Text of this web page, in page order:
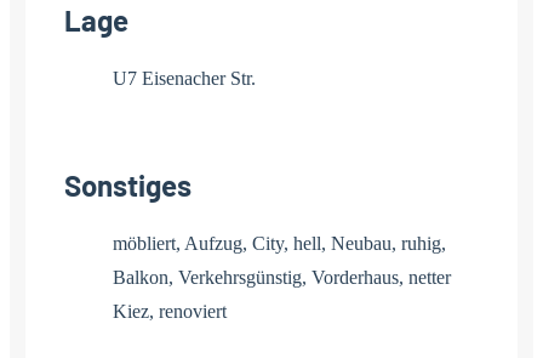
Lage
U7 Eisenacher Str.
Sonstiges
möbliert, Aufzug, City, hell, Neubau, ruhig,
Balkon, Verkehrsgünstig, Vorderhaus, netter
Kiez, renoviert